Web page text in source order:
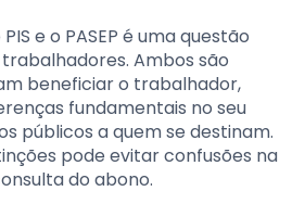
e o PASEP é uma questão
Ambos são
beneficiar o trabalhador,
fundamentais no seu
públicos a quem se destinam.
pode evitar confusões na
do abono.